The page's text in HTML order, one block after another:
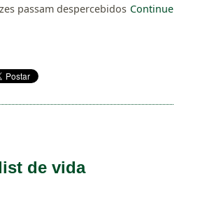
passam despercebidos Continue
de vida